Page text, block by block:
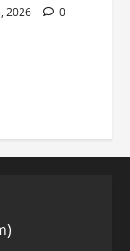
2026 0